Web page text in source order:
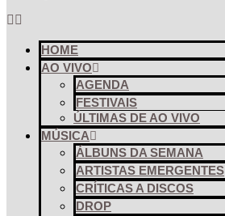
HOME
AO VIVO
AGENDA
FESTIVAIS
ÚLTIMAS DE AO VIVO
MÚSICA
ÁLBUNS DA SEMANA
ARTISTAS EMERGENTES
CRÍTICAS A DISCOS
DROP